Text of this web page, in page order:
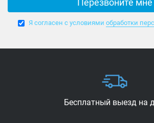
Я согласен с условиями обработки
Бесплатный выездна